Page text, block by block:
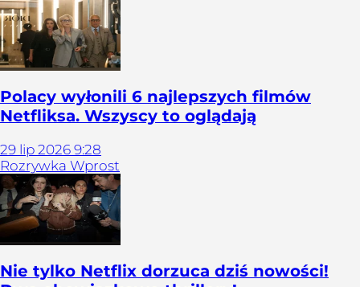
Polacy wyłonili 6 najlepszych filmów
Netfliksa. Wszyscy to oglądają
29 lip 2026 9:28
Rozrywka Wprost
Nie tylko Netflix dorzuca dziś nowości!